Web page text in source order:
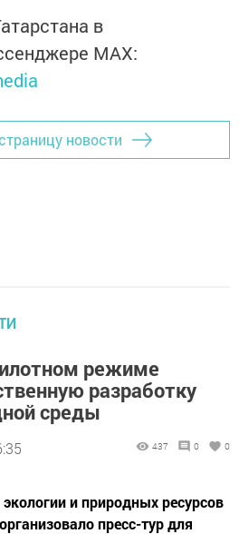
в
MАХ:
новости
режиме
разработку
среды
437 0 0
и природных ресурсов
пресс-тур для